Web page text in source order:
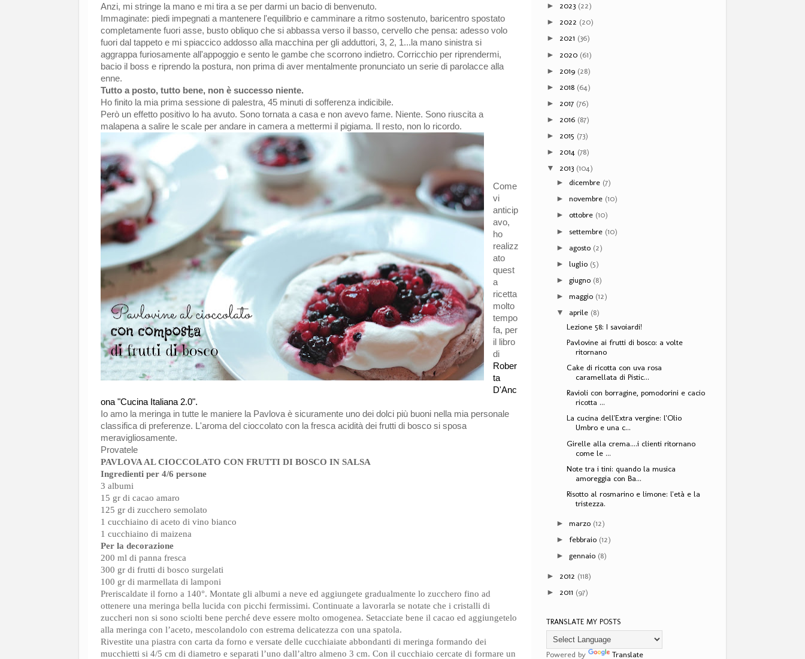
Anzi, mi stringe la mano e mi tira a se per darmi un bacio di benvenuto.
Immaginate: piedi impegnati a mantenere l'equilibrio e camminare a ritmo sostenuto, baricentro spostato
completamente fuori asse, busto obliquo che si abbassa verso il basso, cervello che pensa: adesso volo
fuori dal tappeto e mi spiaccico addosso alla macchina per gli adduttori, 3, 2, 1...la mano sinistra si
aggrappa furiosamente all'appoggio e sento le gambe che scorrono indietro. Corricchio per riprendermi,
bacio il boss e riprendo la postura, non prima di aver mentalmente pronunciato un serie di parolacce alla
enne.
Tutto a posto, tutto bene, non è successo niente.
Ho finito la mia prima sessione di palestra, 45 minuti di sofferenza indicibile.
Però un effetto positivo lo ha avuto. Sono tornata a casa e non avevo fame. Niente. Sono riuscita a
malapena a salire le scale per andare in camera a mettermi il pigiama. Il resto, non lo ricordo.
Come
vi
anticip
avo,
ho
realizz
ato
quest
a
ricetta
molto
tempo
fa, per
il libro
di
Rober
ta
D'Anc
ona "Cucina Italiana 2.0".
Io amo la meringa in tutte le maniere la Pavlova è sicuramente uno dei dolci più buoni nella mia personale
classifica di preferenze. L'aroma del cioccolato con la fresca acidità dei frutti di bosco si sposa
meravigliosamente.
Provatele
PAVLOVA AL CIOCCOLATO CON FRUTTI DI BOSCO IN SALSA
Ingredienti per 4/6 persone
3 albumi
15 gr di cacao amaro
125 gr di zucchero semolato
1 cucchiaino di aceto di vino bianco
1 cucchiaino di maizena
Per la decorazione
200 ml di panna fresca
300 gr di frutti di bosco surgelati
100 gr di marmellata di lamponi
Preriscaldate il forno a 140°. Montate gli albumi a neve ed aggiungete gradualmente lo zucchero fino ad
ottenere una meringa bella lucida con picchi fermissimi. Continuate a lavorarla se notate che i cristalli di
zuccheri non si sono sciolti bene perché deve essere molto omogenea. Setacciate bene il cacao ed aggiungetelo
alla meringa con l’aceto, mescolandolo con estrema delicatezza con una spatola.
Rivestite una piastra con carta da forno e versate delle cucchiaiate abbondanti di meringa formando dei
mucchietti si 4/5 cm di diametro e separati l’uno dall’altro almeno 3 cm. Con il cucchiaio cercate di formare un
► 2023 (22)
► 2022 (20)
► 2021 (36)
► 2020 (61)
► 2019 (28)
► 2018 (64)
► 2017 (76)
► 2016 (87)
► 2015 (73)
► 2014 (78)
▼ 2013 (104)
► dicembre (7)
►novembre (10)
► ottobre (10)
► settembre (10)
► agosto (2)
►luglio (5)
► giugno (8)
►maggio (12)
▼ aprile (8)
Lezione 58: I savoiardi!
Pavlovine ai frutti di bosco: a volte
ritornano
Cake di ricotta con uva rosa
caramellata di Pistic...
Ravioli con borragine, pomodorini e cacio
ricotta ...
La cucina dell'Extra vergine: l'Olio
Umbro e una c...
Girelle alla crema....i clienti ritornano
come le ...
Note tra i tini: quando la musica
amoreggia con Ba...
Risotto al rosmarino e limone: l'età e la
tristezza.
►marzo (12)
►febbraio (12)
► gennaio (8)
► 2012 (118)
► 2011 (97)
TRANSLATE MY POSTS
Powered by Translate